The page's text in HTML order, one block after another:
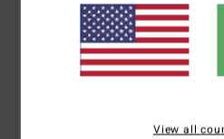
13. giugno 2026
Mostra originale - Français
/5 Rapporto qualità-prezzo
: 5/5 Colore: 5/5
View all